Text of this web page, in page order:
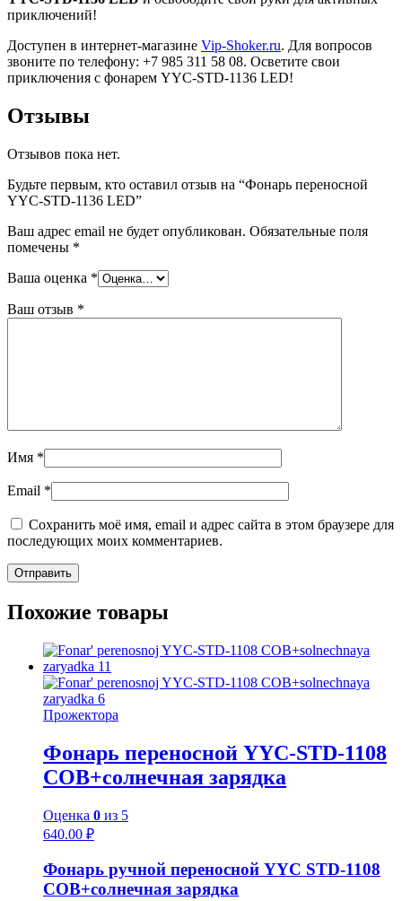
приключений!
Доступен в интернет-магазине Vip-Shoker.ru. Для вопросов
звоните по телефону: +7 985 311 58 08. Осветите свои
приключения с фонарем YYC-STD-1136 LED!
Отзывы
Отзывов пока нет.
Будьте первым, кто оставил отзыв на “Фонарь переносной
YYC-STD-1136 LED”
Ваш адрес email не будет опубликован. Обязательные поля
помечены *
Ваша оценка *
Ваш отзыв *
Имя *
Email *
Сохранить моё имя, email и адрес сайта в этом браузере для
последующих моих комментариев.
Похожие товары
Прожектора
Фонарь переносной YYC-STD-1108
COB+солнечная зарядка
Оценка 0 из 5
640.00 ₽
Фонарь ручной переносной YYC STD-1108
COB+солнечная зарядка